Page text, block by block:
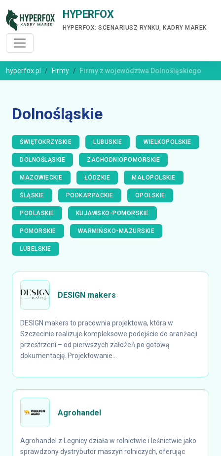
HYPERFOX
HYPERFOX: SCENARIUSZ RYNKU, KADRY MAREK
hyperfox.pl Firmy Firmy z województwa Dolnośląskiego
Dolnośląskie
ŚWIĘTOKRZYSKIE LUBUSKIE WIELKOPOLSKIE
DOLNOŚLĄSKIE ZACHODNIOPOMORSKIE
MAZOWIECKIE ŁÓDZKIE MAŁOPOLSKIE
ŚLĄSKIE PODKARPACKIE OPOLSKIE
PODLASKIE KUJAWSKO-POMORSKIE
POMORSKIE WARMIŃSKO-MAZURSKIE
LUBELSKIE
DESIGN makers
DESIGN makers to pracownia projektowa, która w
Szczecinie realizuje kompleksowe podejście do aranżacji
przestrzeni – od pierwszych założeń po gotową
dokumentację. Projektowanie...
Agrohandel
Agrohandel z Legnicy działa w rolnictwie i leśnictwie jako
sprawdzony dystrybutor maszyn rolniczych, oferując